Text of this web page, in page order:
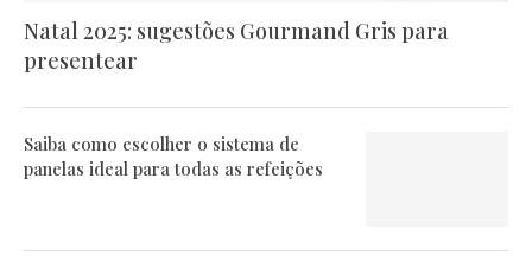
Natal 2025: sugestões Gourmand Gris para
presentear
Saiba como escolher o sistema de
panelas ideal para todas as refeições